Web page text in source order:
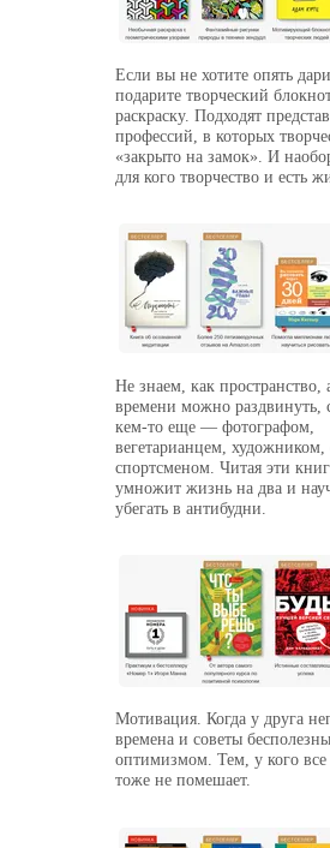
Если вы не хотите опять
подарите творческий
раскраску. Подходят
профессий, в которых
«закрыто на замок». И
для кого творчество и есть
Не знаем, как пространство,
времени можно раздвинуть,
кем-то еще — фотографом,
вегетарианцем,
спортсменом. Читая эти
умножит жизнь на два и
убегать в антибудни.
Мотивация. Когда у друга
времена и советы
оптимизмом. Тем, у кого
тоже не помешает.